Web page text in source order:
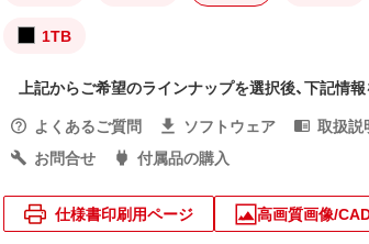
1TB
上記からご希望のラインナップを選択後、下記情報
よくあるご質問
ソフトウェア 取扱説
お問合せ
付属品の購入
仕様書印刷用ページ 高画質画像/